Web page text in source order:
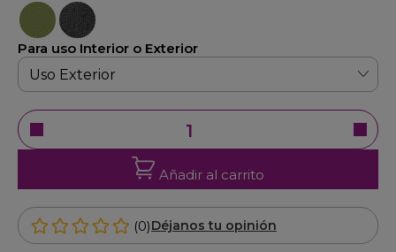
Verde-45
Gris-21
Para uso Interior o Exterior
Añadir al carrito
(0)Déjanos tu opinión